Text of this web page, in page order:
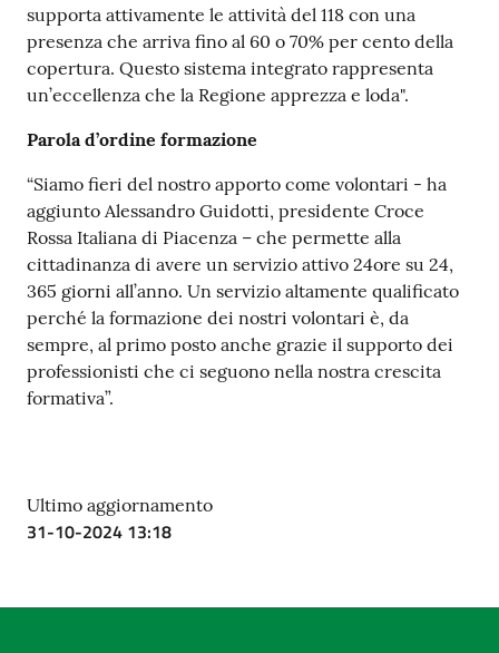
supporta attivamente le attività del 118 con una
presenza che arriva fino al 60 o 70% per cento della
copertura. Questo sistema integrato rappresenta
un’eccellenza che la Regione apprezza e loda".
Parola d’ordine formazione
“Siamo fieri del nostro apporto come volontari - ha
aggiunto Alessandro Guidotti, presidente Croce
Rossa Italiana di Piacenza – che permette alla
cittadinanza di avere un servizio attivo 24ore su 24,
365 giorni all’anno. Un servizio altamente qualificato
perché la formazione dei nostri volontari è, da
sempre, al primo posto anche grazie il supporto dei
professionisti che ci seguono nella nostra crescita
formativa”.
Ultimo aggiornamento
31-10-2024 13:18